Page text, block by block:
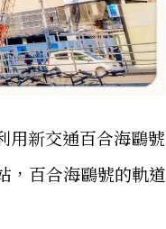
用新交通百合海鷗號
，百合海鷗號的軌道